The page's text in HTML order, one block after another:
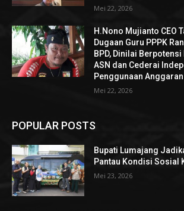
Mei 22, 2026
H.Nono Mujianto CEO
Dugaan Guru PPPK
BPD, Dinilai
ASN dan Cederai
Penggunaan
Mei 22, 2026
POPULAR POSTS
Bupati Lumajang
Pantau Kondisi Sosial
Mei 23, 2026